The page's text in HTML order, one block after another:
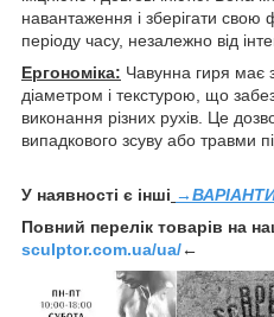
навантаження і зберігати
періоду часу, незалежно від
Ергономіка: Чавунна гиря має
діаметром і текстурою, що
виконання різних рухів. Це
випадкового зсуву або травми
У наявності є інші
Повний перелік товарів на
sculptor.com.ua/ua/←